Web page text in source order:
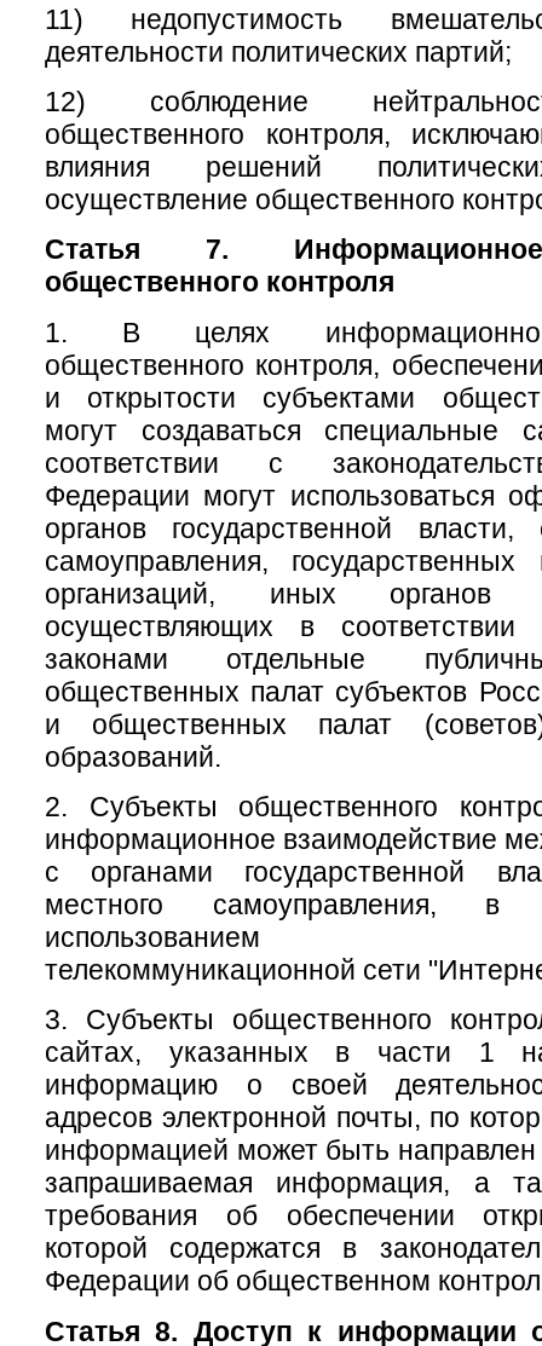
11) недопустимость
деятельности политических партий;
12) соблюдение
общественного контроля,
влияния решений
осуществление общественного
Статья 7.
общественного контроля
1. В целях
общественного контроля,
и открытости субъектами
могут создаваться
соответствии с
Федерации могут использоваться
органов государственной власти,
самоуправления,
организаций, иных органов
осуществляющих в
законами отдельные
общественных палат субъектов
и общественных палат
образований.
2. Субъекты общественного
информационное взаимодействие
с органами государственной
местного
использованием
телекоммуникационной сети
3. Субъекты общественного
сайтах, указанных в части 1
информацию о своей
адресов электронной почты, по
информацией может быть направлен
запрашиваемая информация, а
требования об обеспечении
которой содержатся в
Федерации об общественном
Статья 8. Доступ к информации